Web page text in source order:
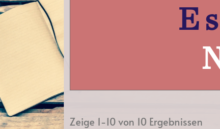
Zeige 1-10 von 10 Ergebnissen